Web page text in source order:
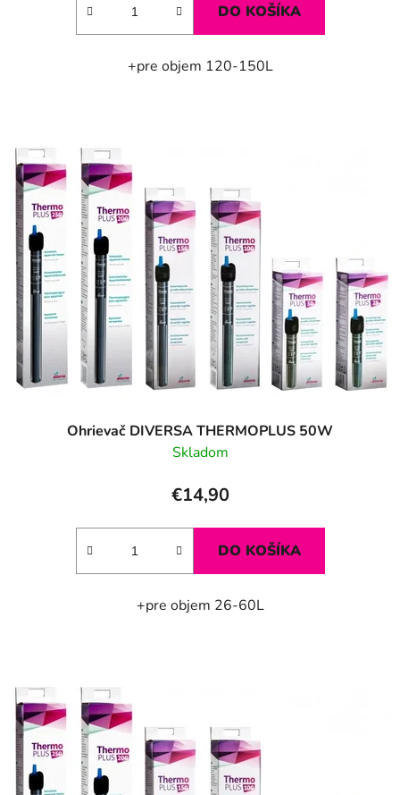
DO KOŠÍKA
+pre objem 120-150L
Ohrievač DIVERSA THERMOPLUS 50W
Skladom
€14,90
DO KOŠÍKA
+pre objem 26-60L